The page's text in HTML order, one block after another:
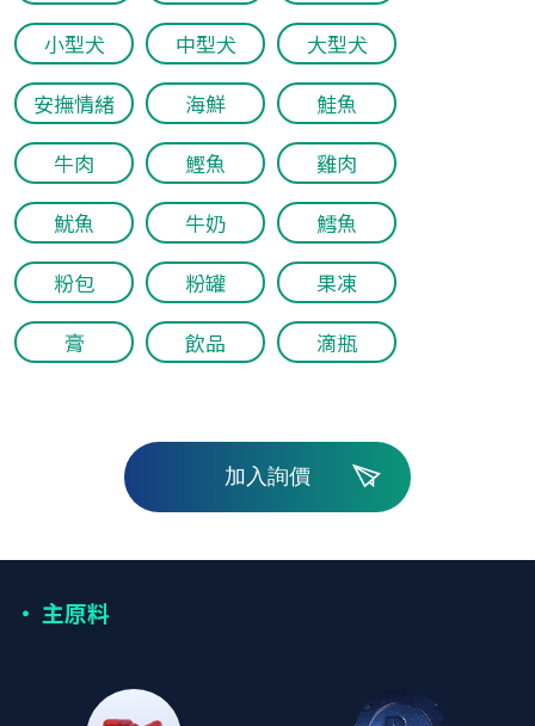
小型犬
中型犬
大型犬
安撫情緒
海鮮
鮭魚
牛肉
鰹魚
雞肉
魷魚
牛奶
鱈魚
粉包
粉罐
果凍
膏
飲品 滴瓶
加入詢價
‧ 主原料